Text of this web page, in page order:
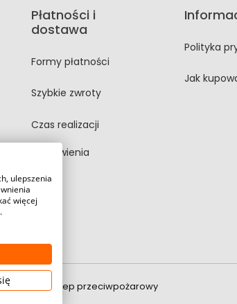
Płatności i
dostawa
Formy płatności
Szybkie zwroty
Czas realizacji
zamówienia
Polityka
Jak
sklep przeciwpożarowy
ulepszenia
więcej